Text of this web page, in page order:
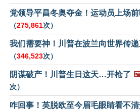
党领导平昌冬奥夺金！运动员上场
（275,861次）
我们需要神！川普在波兰向世界传
（346,523次）
阴谋破产！川普生日这天…开枪了
次）
咋回事！英脱欧至今眉毛眼睛看不